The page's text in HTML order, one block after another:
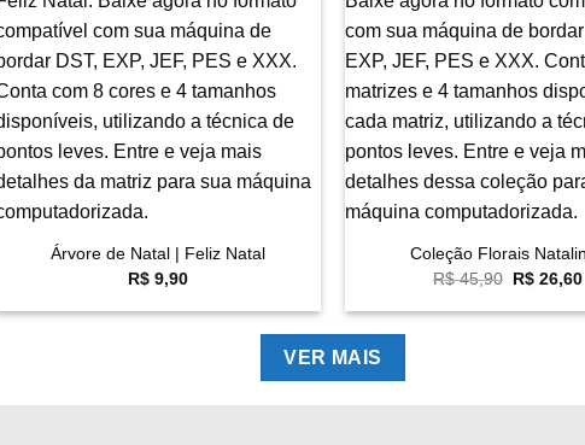
Favoritar
Árvore de Natal | Feliz Natal
R$ 9,90
Coleção Florais
R$45,90 O
original
R$ 26,60O
VER MAIS